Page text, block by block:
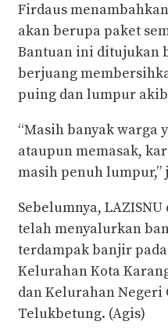
Firdaus
akan berupa paket
Bantuan ini ditujukan
berjuang
puing dan lumpur
“Masih banyak warga
ataupun memasak,
masih penuh lumpur,”
Sebelumnya,
telah menyalurkan
terdampak banjir pada
Kelurahan Kota
dan Kelurahan Negeri
Telukbetung. (Agis)